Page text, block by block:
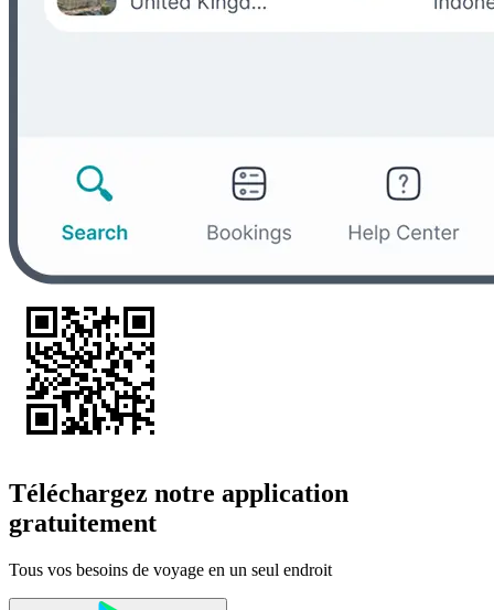
Téléchargez notre application
gratuitement
Tous vos besoins de voyage en un seul endroit